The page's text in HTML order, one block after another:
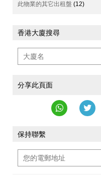
此物業的其它出租盤 (12)
香港大廈搜尋
分享此頁面
保持聯繫